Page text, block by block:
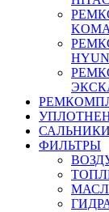
САЛЬНИКИ
ФИЛЬТРЫ